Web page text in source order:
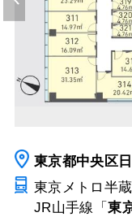
東京都中央区
東京メトロ半
JR山手線「東